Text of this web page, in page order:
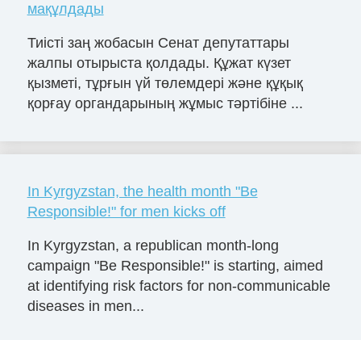
мақұлдады
Тиісті заң жобасын Сенат депутаттары
жалпы отырыста қолдады. Құжат күзет
қызметі, тұрғын үй төлемдері және құқық
қорғау органдарының жұмыс тәртібіне ...
In Kyrgyzstan, the health month "Be
Responsible!" for men kicks off
In Kyrgyzstan, a republican month-long
campaign "Be Responsible!" is starting, aimed
at identifying risk factors for non-communicable
diseases in men...